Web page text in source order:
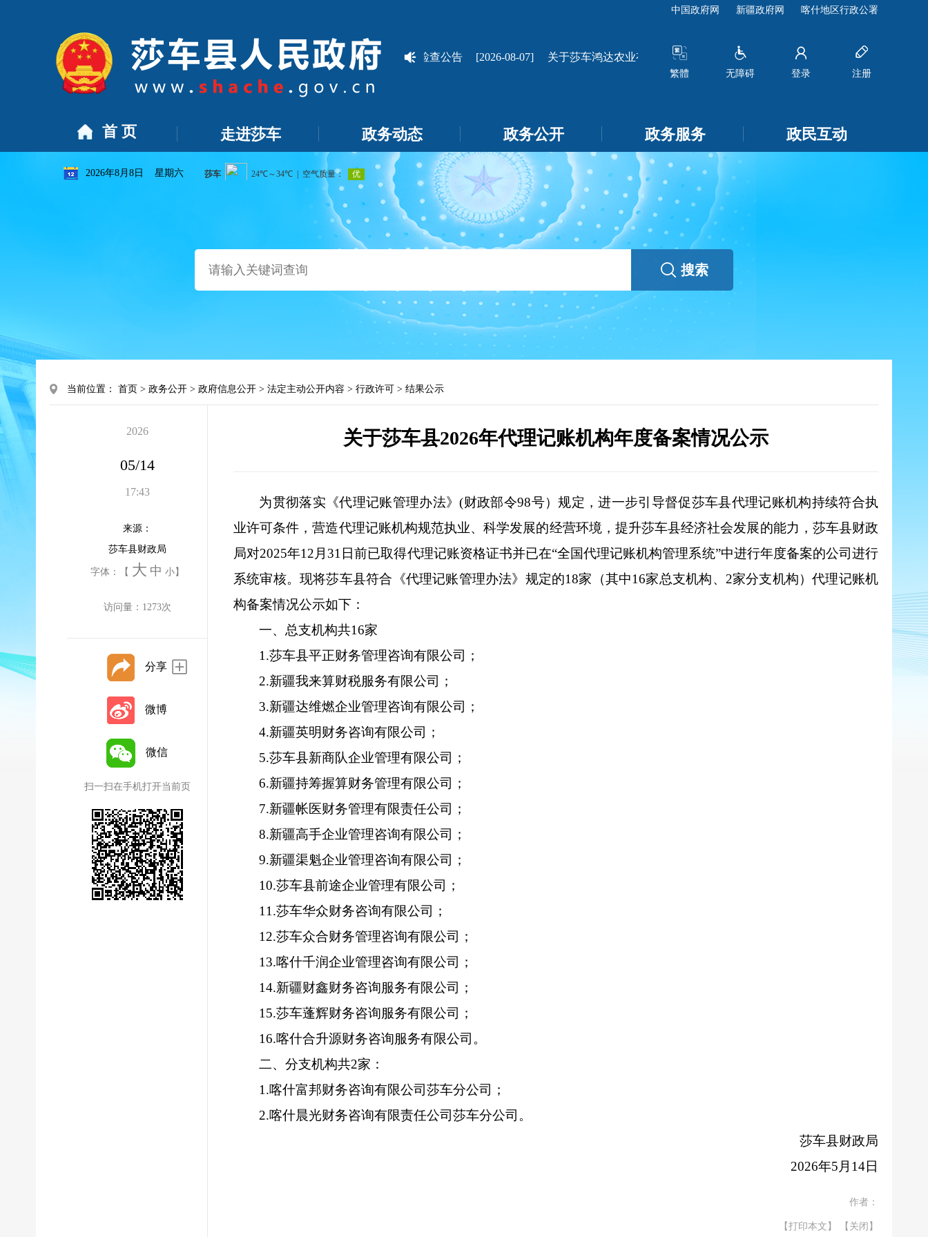
中国政府网 新疆政府网 喀什地区行政公署
规划（2026年-2031年）》的公告 [2026-07-19] 莎车县统计局2026年行政执法检查公告 [2026-08-07] 关于莎车鸿达农业有限责任公司分公司申请变更企业名称和法定代表人的公示
繁體 无障碍 登录 注册
首 页 走进莎车 政务动态 政务公开 政务服务 政民互动
2026年8月8日 星期六
搜索
当前位置： 首页 > 政务公开 > 政府信息公开 > 法定主动公开内容 > 行政许可 > 结果公示
2026
05/14
17:43
来源：
莎车县财政局
字体：【 大 中 小】
访问量： 1273次
分享
微博
微信
扫一扫在手机打开当前页
关于莎车县2026年代理记账机构年度备案情况公示
为贯彻落实《代理记账管理办法》(财政部令98号）规定，进一步引导督促莎车县代理记账机构持续符合执
业许可条件 ，营造代理记账机构规范执业、科学发展的经营环境，提升莎车县经济社会发展的能力，莎车县财政
局对2025年12 月 31 日前已取得代理记账资格证书并已在“全国代理记账机构管理系统”中进行年度备案的公司进行
系统审核。现将莎车县符合《代理记账管理办法》规定的18家（其中16家总支机构、 2家分支机构）代理记账机
构备案情况公示如下：
一、总支机构共16家
1.莎车县平正财务管理咨询有限公司；
2.新疆我来算财税服务有限公司；
3.新疆达维燃企业管理咨询有限公司；
4.新疆英明财务咨询有限公司；
5.莎车县新商队企业管理有限公司；
6.新疆持筹握算财务管理有限公司；
7.新疆帐医财务管理有限责任公司；
8.新疆高手企业管理咨询有限公司；
9.新疆渠魁企业管理咨询有限公司；
10.莎车县前途企业管理有限公司；
11.莎车华众财务咨询有限公司；
12.莎车众合财务管理咨询有限公司；
13.喀什千润企业管理咨询有限公司；
14.新疆财鑫财务咨询服务有限公司 ；
15.莎车蓬辉财务咨询服务有限公司；
16.喀什合升源财务咨询服务有限公司。
二、分支机构共2家：
1.喀什富邦财务咨询有限公司莎车分公司 ；
2.喀什晨光财务咨询有限责任公司莎车分公司 。
莎车县财政局
2026年5 月 14日
作者：
【打印本文】 【关闭】